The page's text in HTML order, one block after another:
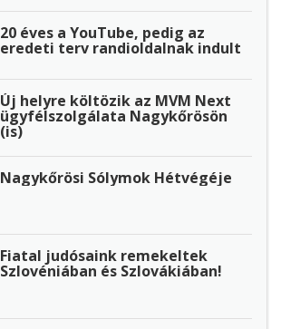
20 éves a YouTube, pedig az
eredeti terv randioldalnak indult
Új helyre költözik az MVM Next
ügyfélszolgálata Nagykőrösön
(is)
Nagykőrösi Sólymok Hétvégéje
Fiatal judósaink remekeltek
Szlovéniában és Szlovákiában!